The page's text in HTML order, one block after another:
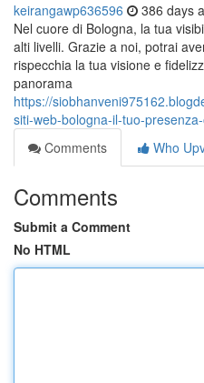
keirangawp636596 386 days
Nel cuore di Bologna, la tua
alti livelli. Grazie a noi, potrai
rispecchia la tua visione e
panorama
https://
siti-web-bologna-il-tuo-
Comments
Who
Comments
Submit a Comment
No HTML